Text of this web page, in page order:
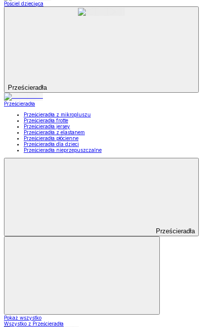
Pościel dziecięca
Prześcieradła
Prześcieradła
Prześcieradła z mikropluszu
Prześcieradła frotte
Prześcieradła jersey
Prześcieradła z elastanem
Prześcieradła płócienne
Prześcieradła dla dzieci
Prześcieradła nieprzepuszczalne
Prześcieradła
Pokaż wszystko
Wszystko z Prześcieradła